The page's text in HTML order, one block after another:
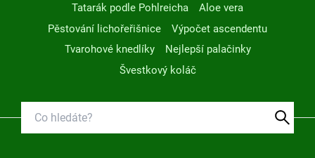
Tatarák podle Pohlreicha
Aloe vera
Pěstování lichořeřišnice
Výpočet ascendentu
Tvarohové knedlíky
Nejlepší palačinky
Švestkový koláč